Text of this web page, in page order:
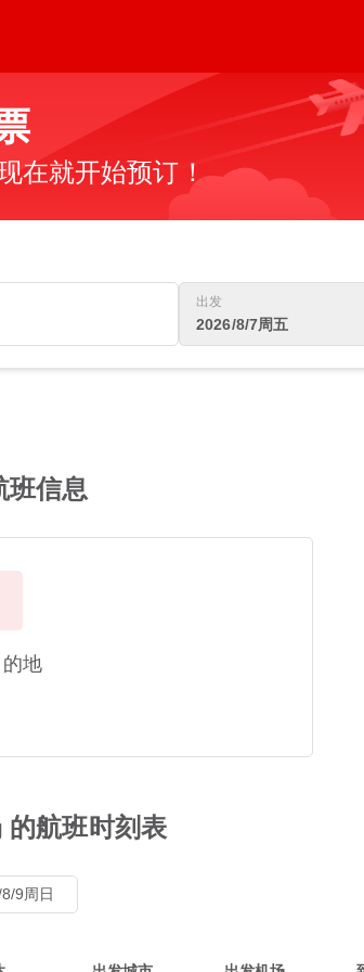
在就开始预订！
出发
2026/8/7周五
班信息
地
的航班时刻表
9周日